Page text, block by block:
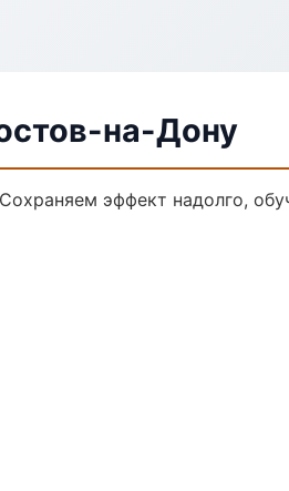
на-Дону
эффект надолго,